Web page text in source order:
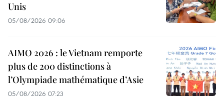
Unis
05/08/2026 09:06
AIMO 2026 : le Vietnam remporte
plus de 200 distinctions à
l’Olympiade mathématique d’Asie
05/08/2026 07:23